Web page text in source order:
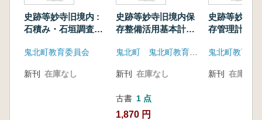
史跡等妙寺旧境内 :
石積み・石垣調査報
鬼北町教育委員会
新刊 在庫なし
史跡等妙寺旧境内保
存整備活用基本計画
新刊 在庫なし
古書 1 点
1,870 円
史跡等妙寺
存管理計画
鬼北町教育委
新刊 在庫なし